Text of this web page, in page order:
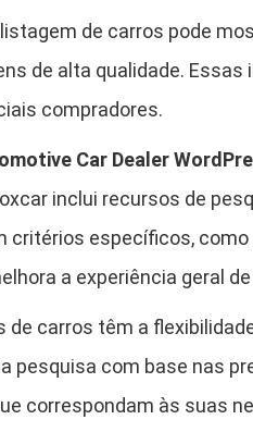
d
P
r
s
s
h
e
e
q
de carros pode
de alta qualidade.
compradores.
Car Dealer
inclui recursos de
específicos,
a experiência geral
de carros têm a
pesquisa com base nas
correspondam às suas